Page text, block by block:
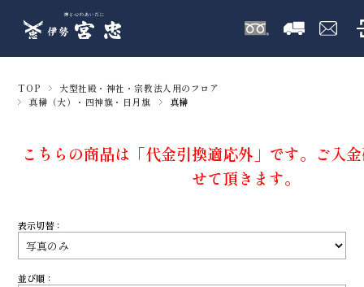
TOP
大型社殿・神社・宗教法人用のフロア
真榊（大）・四神旗・日月旗
真榊
こちらの商品は「代金引換適応外」です。ご入
せて頂きます。
表示切替：
並び順：